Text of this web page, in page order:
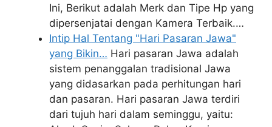
Ini, Berikut adalah Merk dan Tipe Hp yang
dipersenjatai dengan Kamera Terbaik.…
Intip Hal Tentang "Hari Pasaran Jawa"
yang Bikin… Hari pasaran Jawa adalah
sistem penanggalan tradisional Jawa
yang didasarkan pada perhitungan hari
dan pasaran. Hari pasaran Jawa terdiri
dari tujuh hari dalam seminggu, yaitu: